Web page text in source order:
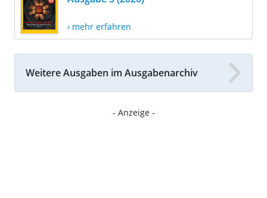
› mehr erfahren
Weitere Ausgaben im Ausgabenarchiv
- Anzeige -